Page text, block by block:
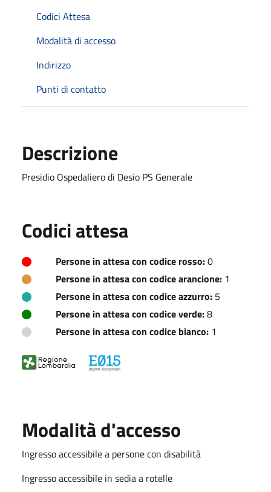
Codici Attesa
Modalità di accesso
Indirizzo
Punti di contatto
Descrizione
Presidio Ospedaliero di Desio PS Generale
Codici attesa
Persone in attesa con codice rosso:0
Persone in attesa con codice arancione: 1
Persone in attesa con codice azzurro: 5
Persone in attesa con codice verde:8
Persone in attesa con codice bianco: 1
Modalità d'accesso
Ingresso accessibile a persone con disabilità
Ingresso accessibile in sedia a rotelle